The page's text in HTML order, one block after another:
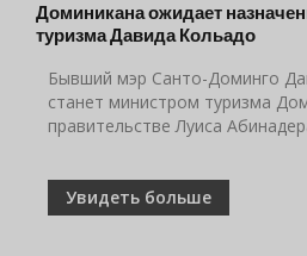
Доминикана ожидает
туризма Давида Кольадо
Бывший мэр Санто-Доминго
станет министром туризма
правительстве Луиса
Увидеть больше